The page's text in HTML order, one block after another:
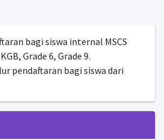
bagi siswa internal MSCS
Grade 6, Grade 9.
pendaftaran bagi siswa dari